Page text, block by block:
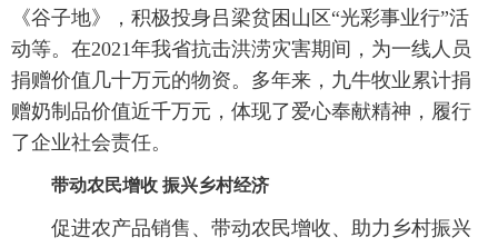
《谷子地》，积极投身吕梁贫困山区“光彩事业行”活
动等。在2021年我省抗击洪涝灾害期间，为一线人员
捐赠价值几十万元的物资。多年来，九牛牧业累计捐
赠奶制品价值近千万元，体现了爱心奉献精神，履行
了企业社会责任。
带动农民增收 振兴乡村经济
促进农产品销售、带动农民增收、助力乡村振兴